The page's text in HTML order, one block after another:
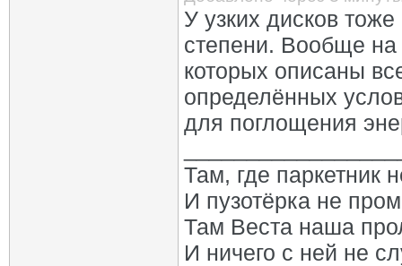
У узких дисков
степени. Вообще на
которых описаны
определённых
для поглощения
Там, где паркетник
И пузотёрка не
Там Веста наша
И ничего с ней не